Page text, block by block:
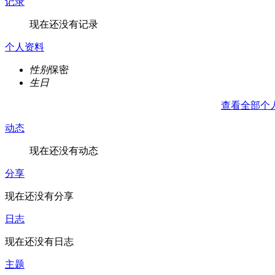
现在还没有记录
个人资料
性别保密
生日
查看全部个
动态
现在还没有动态
分享
现在还没有分享
日志
现在还没有日志
主题